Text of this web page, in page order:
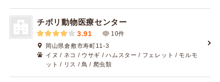
チボリ動物医療センター
3.91
10件
岡山県倉敷市寿町11-3
イヌ / ネコ / ウサギ / ハムスター / フェレット / モルモ
ット / リス / 鳥 / 爬虫類